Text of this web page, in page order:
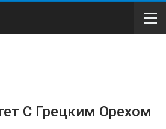
С Грецким Орехом